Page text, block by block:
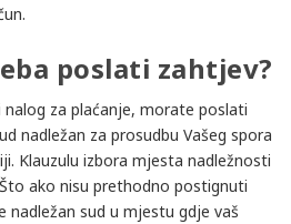
poslati zahtjev?
za plaćanje, morate poslati
nadležan za prosudbu Vašeg spora
Klauzulu izbora mjesta nadležnosti
ako nisu prethodno postignuti
nadležan sud u mjestu gdje vaš